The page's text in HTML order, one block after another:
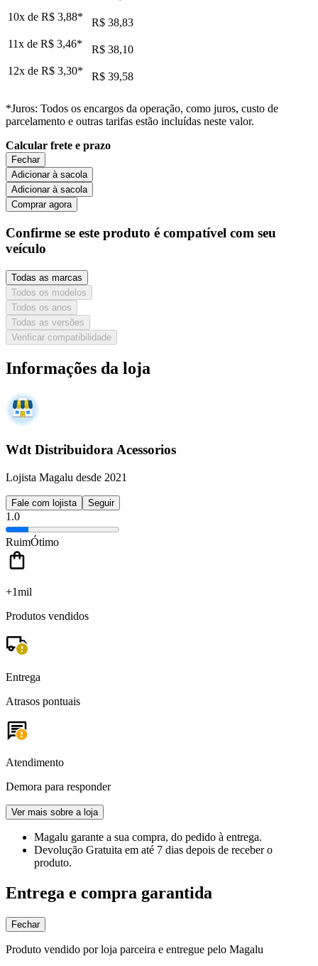
10x de R$ 3,88*
R$ 38,83
11x de R$ 3,46*
R$ 38,10
12x de R$ 3,30* R$ 39,58
*Juros: Todos os encargos da operação, como juros, custo de
parcelamento e outras tarifas estão incluídas neste valor.
Calcular frete e prazo
Fechar
Adicionar à sacola
Adicionar à sacola
Comprar agora
Confirme se este produto é compatível com seu
veículo
Todas as marcas
Todos os modelos
Todos os anos
Todas as versões
Verificar compatibilidade
Informações da loja
Wdt Distribuidora Acessorios
Lojista Magalu desde 2021
Fale com lojista Seguir
1.0
RuimÓtimo
+1mil
Produtos vendidos
Entrega
Atrasos pontuais
Atendimento
Demora para responder
Ver mais sobre a loja
Magalu garante a sua compra, do pedido à entrega.
Devolução Gratuita em até 7 dias depois de receber o
produto.
Entrega e compra garantida
Fechar
Produto vendido por loja parceira e entregue pelo Magalu